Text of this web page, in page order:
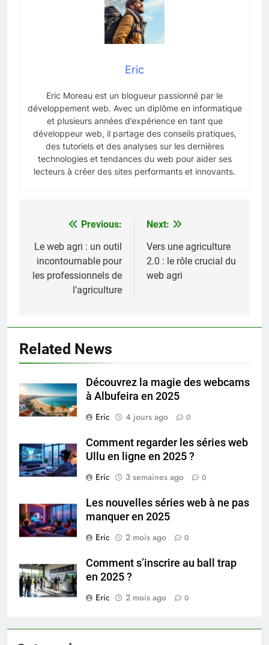
Eric
Eric Moreau est un blogueur passionné par le
développement web. Avec un diplôme en informatique
et plusieurs années d’expérience en tant que
développeur web, il partage des conseils pratiques,
des tutoriels et des analyses sur les dernières
technologies et tendances du web pour aider ses
lecteurs à créer des sites performants et innovants.
Navigation
de
l’article
Previous:
Le web agri : un outil
incontournable pour
les professionnels de
l’agriculture
Next:
Vers une agriculture
2.0 : le rôle crucial du
web agri
Related News
Découvrez la magie des webcams
à Albufeira en 2025
Eric
4 jours ago 0
Comment regarder les séries web
Ullu en ligne en 2025 ?
Eric
3 semaines ago 0
Les nouvelles séries web à ne pas
manquer en 2025
Eric
2 mois ago 0
Comment s’inscrire au ball trap
en 2025 ?
Eric
2 mois ago 0